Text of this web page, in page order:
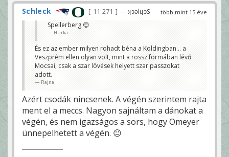
több mint 15 éve
Schleck 11 271 — ʞɔǝlɥɔS
Spellerberg 😊
Hurka
És ez az ember milyen rohadt béna a Koldingban... a
Veszprém ellen olyan volt, mint a rossz formában lévő
Mocsai, csak a szar lövések helyett szar passzokat
adott.
Rajna
Azért csodák nincsenek. A végén szerintem rajta
ment el a meccs. Nagyon sajnáltam a dánokat a
végén, és nem igazságos a sors, hogy Omeyer
ünnepelhetett a végén. 😐